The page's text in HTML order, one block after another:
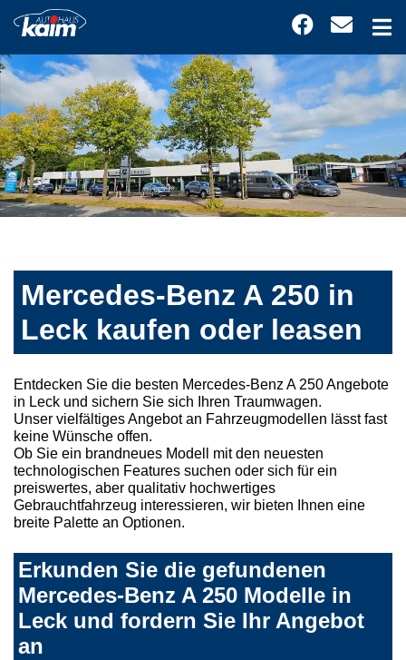
Mercedes-Benz A 250 in
Leck kaufen oder leasen
Entdecken Sie die besten Mercedes-Benz A 250 Angebote
in Leck und sichern Sie sich Ihren Traumwagen.
Unser vielfältiges Angebot an Fahrzeugmodellen lässt fast
keine Wünsche offen.
Ob Sie ein brandneues Modell mit den neuesten
technologischen Features suchen oder sich für ein
preiswertes, aber qualitativ hochwertiges
Gebrauchtfahrzeug interessieren, wir bieten Ihnen eine
breite Palette an Optionen.
Erkunden Sie die gefundenen
Mercedes-Benz A 250 Modelle in
Leck und fordern Sie Ihr Angebot
an